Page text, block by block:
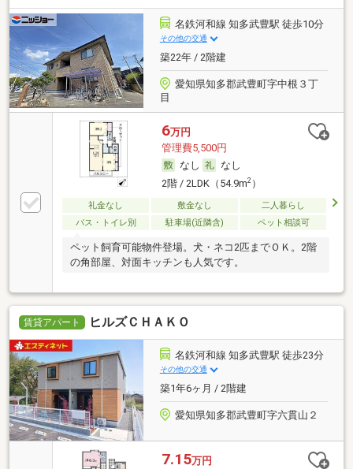
名鉄河和線 知多武豊駅 徒歩10分
その他の交通
築22年 / 2階建
愛知県知多郡武豊町字中根３丁
目
6万円
管理費5,500円
なし
なし
2階 / 2LDK（54.9m2）
礼金なし 敷金なし
二人暮らし
バス・トイレ別
駐車場(近隣含) ペット相談可
ペット飼育可能物件登場。犬・ネコ2匹までＯＫ。2階
の角部屋、対面キッチンも人気です。
賃貸アパート ヒルズＣＨＡＫＯ
名鉄河和線 知多武豊駅 徒歩23分
その他の交通
築1年6ヶ月 / 2階建
愛知県知多郡武豊町字六貫山２
7.15万円